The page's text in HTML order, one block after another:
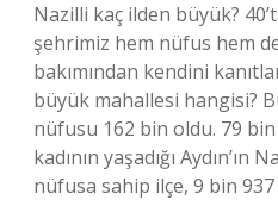
Nazilli kaç ilden büyük?
şehrimiz hem nüfus hem
bakımından kendini
büyük mahallesi hangisi?
nüfusu 162 bin oldu. 79
kadının yaşadığı
nüfusa sahip ilçe, 9 bin